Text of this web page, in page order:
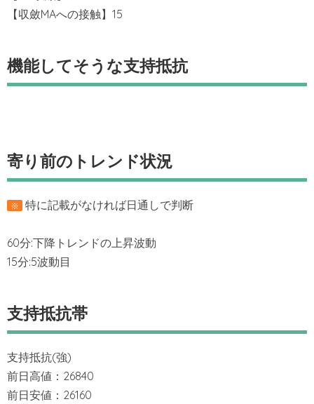
【収斂MAへの接触】15
機能してそうな支持抵抗
寄り前のトレンド状況
※ 特に記載がなければ日通しで判断
60分:下降トレンドの上昇波動
15分:5波動目
支持抵抗帯
支持抵抗(強)
前日高値：26840
前日安値：26160